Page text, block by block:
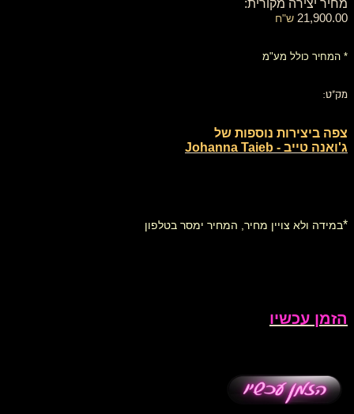
מחיר יצירה מקורית:
21,900.00 ש"ח
* המחיר כולל מע"מ
מק"ט:
צפה ביצירות נוספות של
ג'ואנה טייב - Johanna Taieb
*במידה ולא צויין מחיר, המחיר ימסר בטלפון
הזמן עכשיו